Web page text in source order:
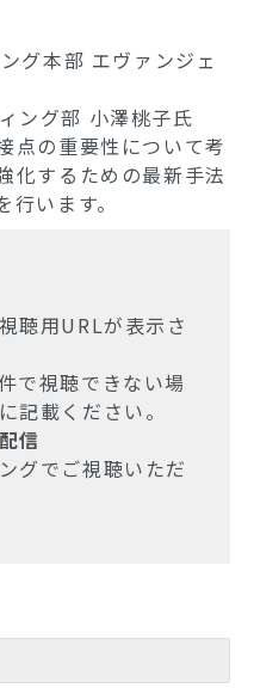
グ本部 エヴァンジェ
ング部 小澤桃子氏
点の重要性について考
化するための最新手法
います。
用URLが表示さ
視聴できない場
記載ください。
信
グでご視聴いただ